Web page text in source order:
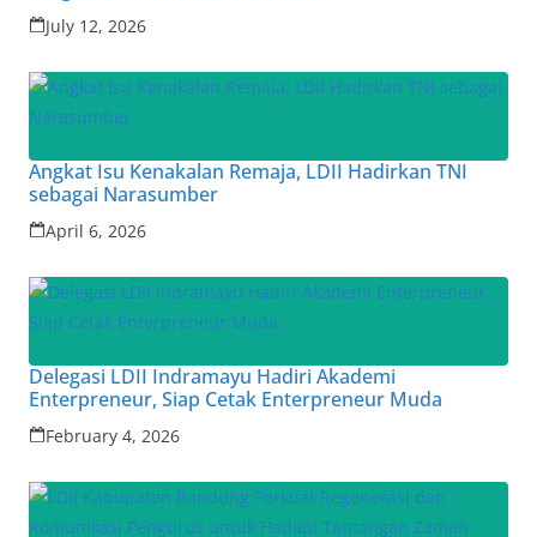
July 12, 2026
Angkat Isu Kenakalan Remaja, LDII Hadirkan TNI
sebagai Narasumber
April 6, 2026
Delegasi LDII Indramayu Hadiri Akademi
Enterpreneur, Siap Cetak Enterpreneur Muda
February 4, 2026